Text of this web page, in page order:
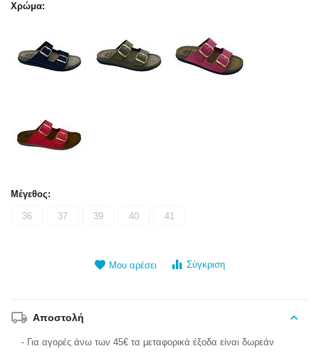
Χρώμα:
Μέγεθος:
36 37 39 40 41
Μου αρέσει Σύγκριση
Αποστολή
- Για αγορές άνω των 45€ τα μεταφορικά έξοδα είναι δωρεάν